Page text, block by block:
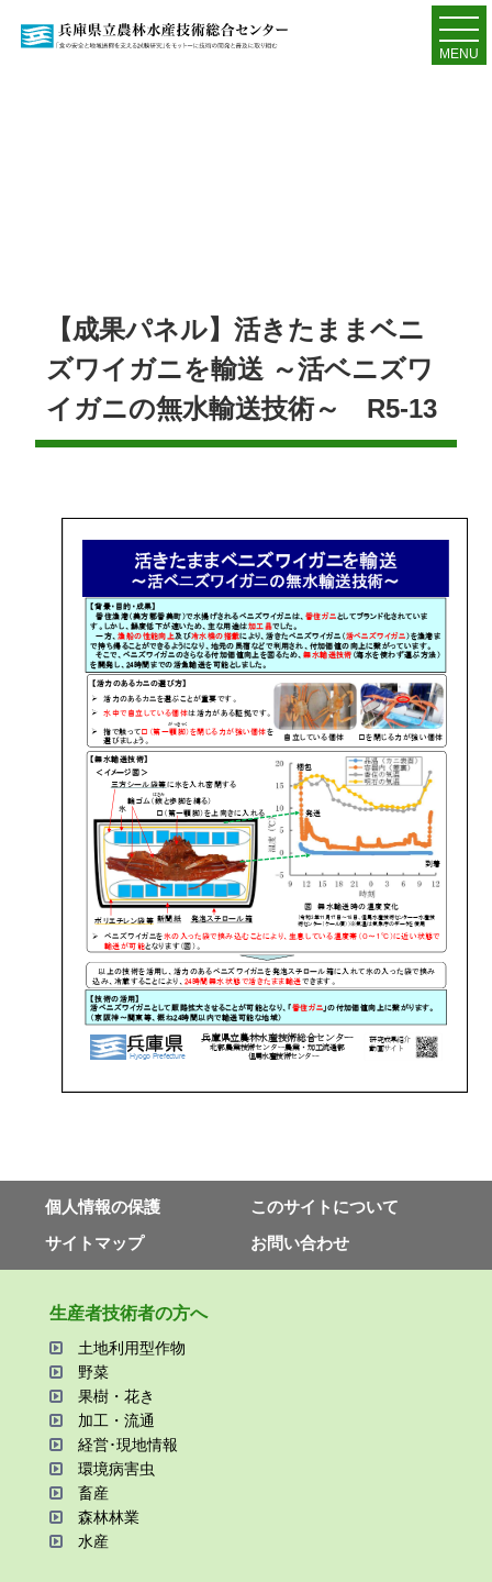
MENU
【成果パネル】活きたままベニ
ズワイガニを輸送 ～活ベニズワ
イガニの無水輸送技術～ R5-13
個⼈情報の保護
このサイトについて
サイトマップ
お問い合わせ
⽣産者技術者の⽅へ
⼟地利⽤型作物
野菜
果樹・花き
加⼯・流通
経営･現地情報
環境病害⾍
畜産
森林林業
⽔産